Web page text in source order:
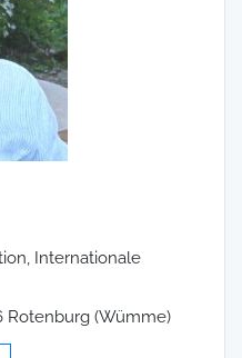
Internationale
Rotenburg (Wümme)